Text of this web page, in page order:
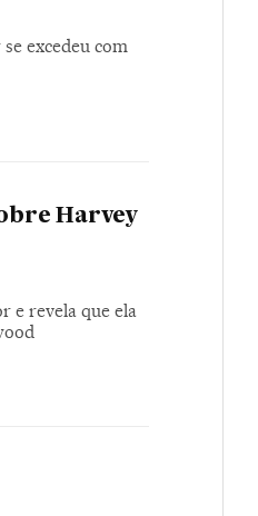
excedeu com
Harvey
e revela que ela